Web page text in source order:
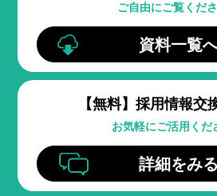
ご自由にご覧くださ
資料一覧
【無料】 採用情報交
お気軽にご活用くだ
詳細をみる